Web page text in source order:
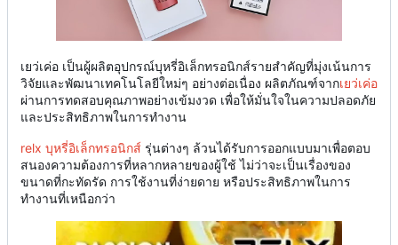
เยว่เค่อ เป็นผู้ผลิตอุปกรณ์บุหรี่อิเล็กทรอนิกส์รายสำคัญที่มุ่งเน้นการ
วิจัยและพัฒนาเทคโนโลยีใหม่ๆ อย่างต่อเนื่อง ผลิตภัณฑ์จากเยว่เค่อ
ผ่านการทดสอบคุณภาพอย่างเข้มงวด เพื่อให้มั่นใจในความปลอดภัย
และประสิทธิภาพในการทำงาน
relx บุหรี่อิเล็กทรอนิกส์ รุ่นต่างๆ ล้วนได้รับการออกแบบมาเพื่อตอบ
สนองความต้องการที่หลากหลายของผู้ใช้ ไม่ว่าจะเป็นเรื่องของ
ขนาดที่กะทัดรัด การใช้งานที่ง่ายดาย หรือประสิทธิภาพในการ
ทำงานที่เหนือกว่า